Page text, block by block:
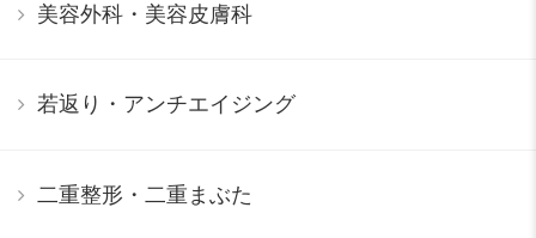
美容外科・美容皮膚科
若返り・アンチエイジング
二重整形・二重まぶた